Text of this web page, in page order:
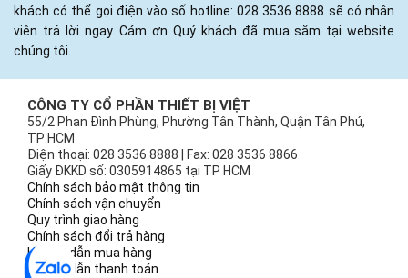
khách có thể gọi điện vào số hotline: 028 3536 8888 sẽ có nhân
viên trả lời ngay. Cám ơn Quý khách đã mua sắm tại website
chúng tôi.
CÔNG TY CỔ PHẦN THIẾT BỊ VIỆT
55/2 Phan Đình Phùng, Phường Tân Thành, Quận Tân Phú,
TP HCM
Điện thoại: 028 3536 8888 | Fax: 028 3536 8866
Giấy ĐKKD số: 0305914865 tại TP HCM
Chính sách bảo mật thông tin
Chính sách vận chuyển
Quy trình giao hàng
Chính sách đổi trả hàng
Hướng dẫn mua hàng
Hướng dẫn thanh toán